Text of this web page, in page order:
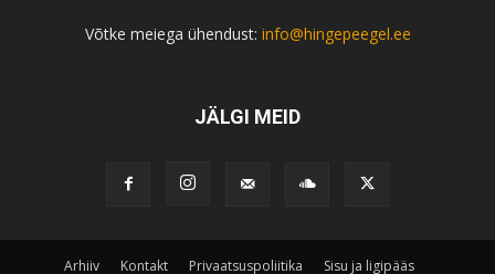
Võtke meiega ühendust: info@hingepeegel.ee
JÄLGI MEID
Arhiiv Kontakt Privaatsuspoliitika Sisu ja ligipääs